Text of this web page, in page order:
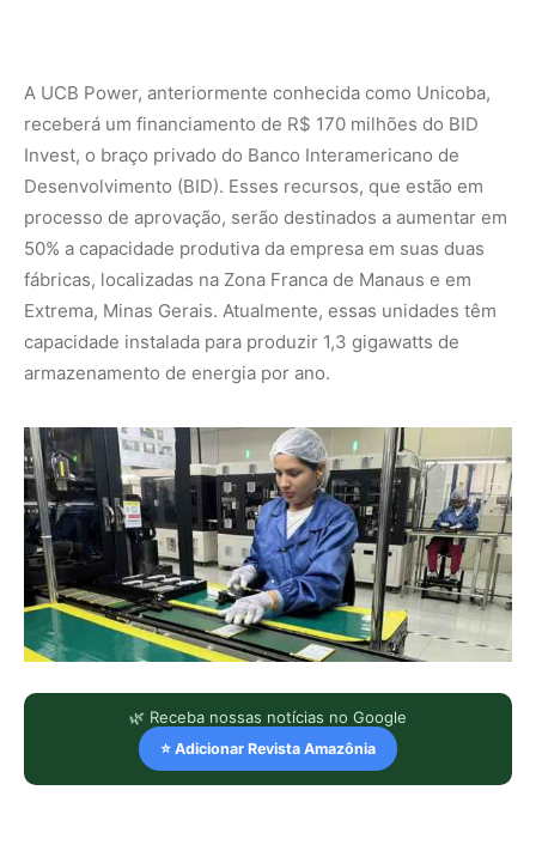
A UCB Power, anteriormente conhecida como Unicoba,
receberá um financiamento de R$ 170 milhões do BID
Invest, o braço privado do Banco Interamericano de
Desenvolvimento (BID). Esses recursos, que estão em
processo de aprovação, serão destinados a aumentar em
50% a capacidade produtiva da empresa em suas duas
fábricas, localizadas na Zona Franca de Manaus e em
Extrema, Minas Gerais. Atualmente, essas unidades têm
capacidade instalada para produzir 1,3 gigawatts de
armazenamento de energia por ano.
🌿 Receba nossas notícias no Google
⭐ Adicionar Revista Amazônia